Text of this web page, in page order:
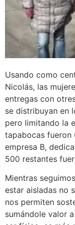
Usando como
Nicolás, las
entregas con
se distribuyan en
pero limitando la
tapabocas fueron
empresa B,
500 restantes
Mientras
estar aisladas no
nos permiten
sumándole valor